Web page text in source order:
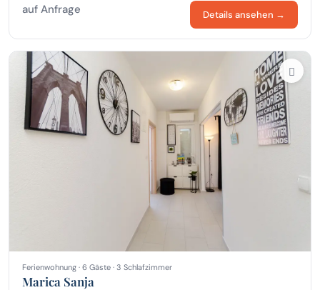
auf Anfrage Details ansehen →
Ferienwohnung · 6 Gäste · 3 Schlafzimmer
Marica Sanja